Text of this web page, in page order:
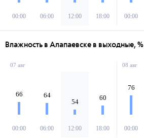
00:00 06:00 12:00 18:00 00:00
Влажность в Алапаевске в выходные, %
07 авг
66
00:00
64
06:00
54
12:00
60
18:00
08 авг
76
00:00